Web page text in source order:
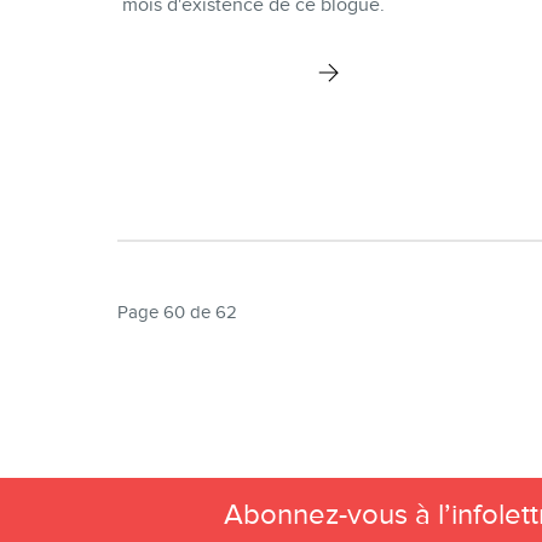
mois d'existence de ce blogue.
Page 60 de 62
Abonnez-vous à